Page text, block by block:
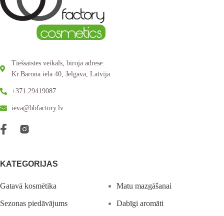
Tiešsaistes veikals, biroja adrese:
Kr.Barona iela 40, Jelgava, Latvija
+371 29419087
ieva@bbfactory.lv
KATEGORIJAS
Gatavā kosmētika
Sezonas piedāvājums
Matu mazgāšanai
Dabīgi aromāti